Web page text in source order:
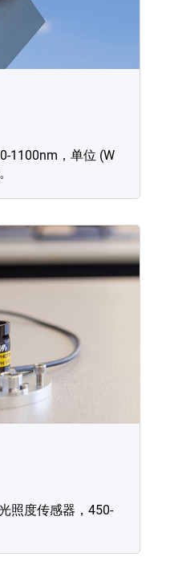
1100nm，单位 (W
照度传感器，450-